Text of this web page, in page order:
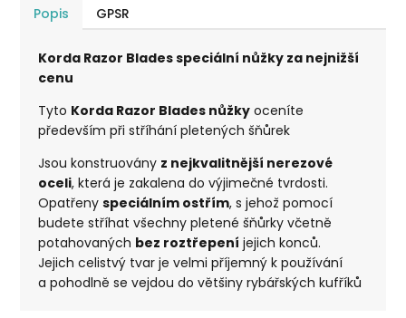
Popis GPSR
Korda Razor Blades speciální nůžky za nejnižší
cenu
Tyto Korda Razor Blades nůžky oceníte
především při stříhání pletených šňůrek
Jsou konstruovány z nejkvalitnější nerezové
oceli, která je zakalena do výjimečné tvrdosti.
Opatřenyspeciálním ostřím, s jehož pomocí
budete stříhat všechny pletené šňůrky včetně
potahovaných bez roztřepení jejich konců.
Jejich celistvý tvar je velmi příjemný k používání
a pohodlně se vejdou do většiny rybářských kufříků